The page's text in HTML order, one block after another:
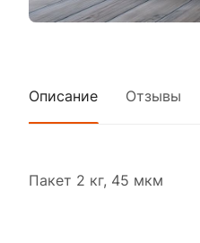
Описание Отзывы
Пакет 2 кг, 45 мкм